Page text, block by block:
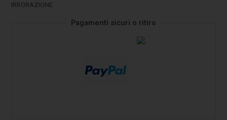
IRRORAZIONE
Pagamenti sicuri o ritiro